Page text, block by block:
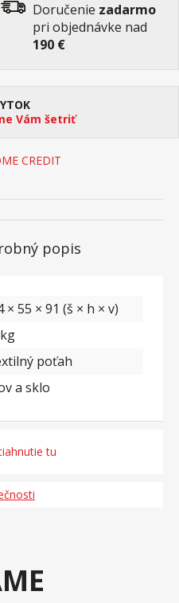
Doručenie zadarmo
pri objednávke nad
190 €
Vám šetriť
CREDIT
popis
× 55 × 91 (š × h × v)
kg
poťah
a sklo
tu